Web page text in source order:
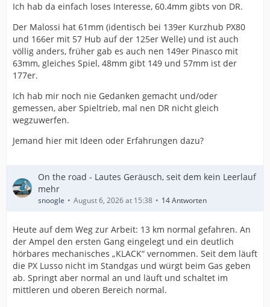
Ich hab da einfach loses Interesse, 60.4mm gibts von DR.
Der Malossi hat 61mm (identisch bei 139er Kurzhub PX80
und 166er mit 57 Hub auf der 125er Welle) und ist auch
völlig anders, früher gab es auch nen 149er Pinasco mit
63mm, gleiches Spiel, 48mm gibt 149 und 57mm ist der
177er.
Ich hab mir noch nie Gedanken gemacht und/oder
gemessen, aber Spieltrieb, mal nen DR nicht gleich
wegzuwerfen.
Jemand hier mit Ideen oder Erfahrungen dazu?
On the road - Lautes Geräusch, seit dem kein Leerlauf
mehr
snoogle August 6, 2026 at 15:38 14 Antworten
Heute auf dem Weg zur Arbeit: 13 km normal gefahren. An
der Ampel den ersten Gang eingelegt und ein deutlich
hörbares mechanisches „KLACK“ vernommen. Seit dem läuft
die PX Lusso nicht im Standgas und würgt beim Gas geben
ab. Springt aber normal an und läuft und schaltet im
mittleren und oberen Bereich normal.